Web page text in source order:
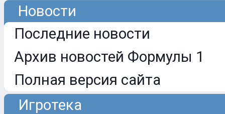
Новости
Последние новости
Архив новостей Формулы 1
Полная версия сайта
Игротека